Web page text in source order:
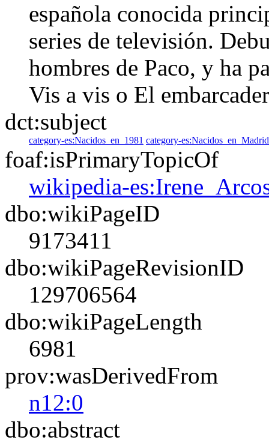
española conocida
series de televisión.
hombres de Paco, y ha
Vis a vis o El
dct:subject
category-es:Nacidos_en_1981 category-es:Nacidos_en_Madrid
foaf:isPrimaryTopicOf
wikipedia-
dbo:wikiPageID
9173411
dbo:wikiPageRevisionID
129706564
dbo:wikiPageLength
6981
prov:wasDerivedFrom
n12:0
dbo:abstract